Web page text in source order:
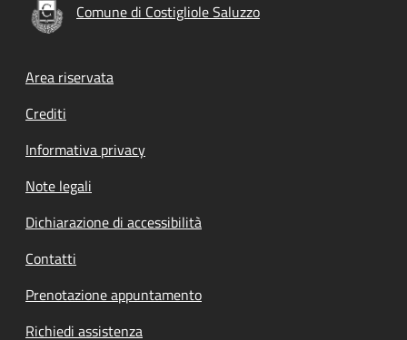
Comune di Costigliole Saluzzo
Footer menu
Area riservata
Crediti
Informativa privacy
Note legali
Dichiarazione di accessibilità
Contatti
Prenotazione appuntamento
Richiedi assistenza